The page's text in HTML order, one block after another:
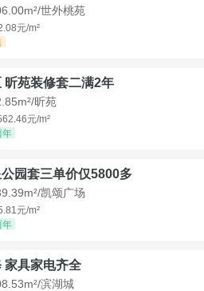
世外桃苑
元/m²
昕苑装修套二满2年
昕苑
元/m²
年
园套三单价仅5800多
凯颂广场
元/m²
年
家具家电齐全
滨湖城